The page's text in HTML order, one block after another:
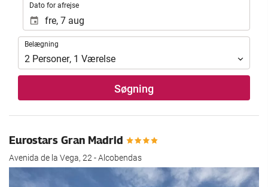
Dato for afrejse
Belægning
Belægning
2 Personer, 1 Værelse
Søgning
Eurostars Gran Madrid
Avenida de la Vega, 22 - Alcobendas